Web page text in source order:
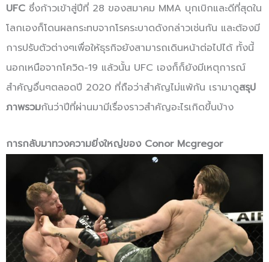
UFC ซึ่งก้าวเข้าสู่ปีที่ 28 ของสมาคม MMA บุกเบิกและดีที่สุดใน
โลกเองก็โดนผลกระทบจากโรคระบาดดังกล่าวเช่นกัน และต้องมี
การปรับตัวต่างๆเพื่อให้ธุรกิจยังสามารถเดินหน้าต่อไปได้ ทั้งนี้
นอกเหนือจากโควิด-19 แล้วนั้น UFC เองก็ก็ยังมีเหตุการณ์
สำคัญอื่นๆตลอดปี 2020 ที่ถือว่าสำคัญไม่แพ้กัน เรามาดูสรุป
ภาพรวมกันว่าปีที่ผ่านมามีเรื่องราวสำคัญอะไรเกิดขึ้นบ้าง
การกลับมาทวงความยิ่งใหญ่ของ Conor Mcgregor